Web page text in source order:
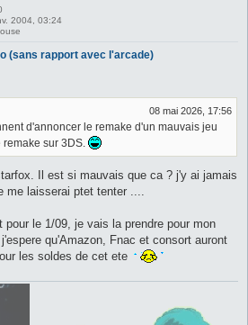
2004, 03:24
(sans rapport avec l'arcade)
08 mai 2026, 17:56
d'annoncer le remake d'un mauvais jeu
sur 3DS.
Il est si mauvais que ca ? j'y ai jamais
me laisserai ptet tenter ....
pour le 1/09, je vais la prendre pour mon
qu'Amazon, Fnac et consort auront
les soldes de cet ete